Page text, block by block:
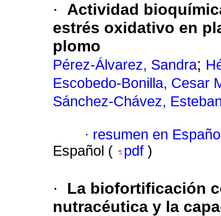
·
Actividad
estrés oxidativo en
plomo
Pérez-Álvarez, Sandra;
Escobedo-Bonilla, Cesar
Sánchez-Chávez,
· resumen en
Español (
pdf )
·
La biofortificación
nutracéutica y la